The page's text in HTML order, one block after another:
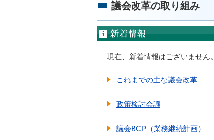
議会改革の取り組み
新着情報
現在、新着情報はございません。
これまでの主な議会改革
政策検討会議
議会BCP（業務継続計画）